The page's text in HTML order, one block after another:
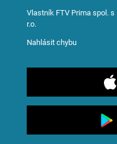
Vlastník FTV Prima spol. s
r.o.
Nahlásit chybu